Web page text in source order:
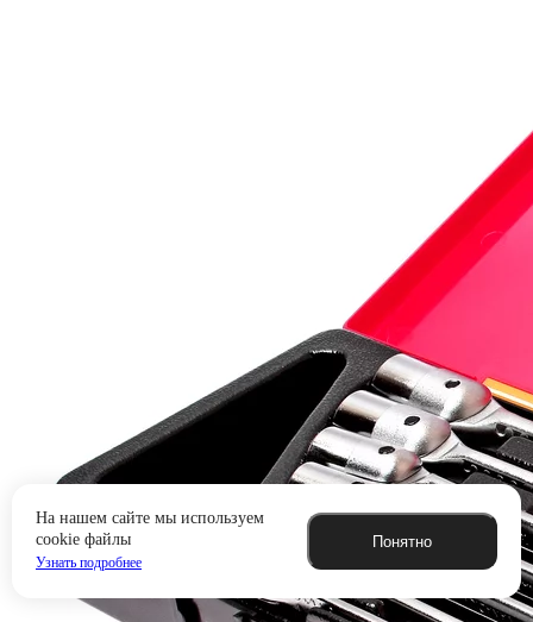
На нашем сайте мы используем
cookie файлы
Узнать подробнее
Понятно